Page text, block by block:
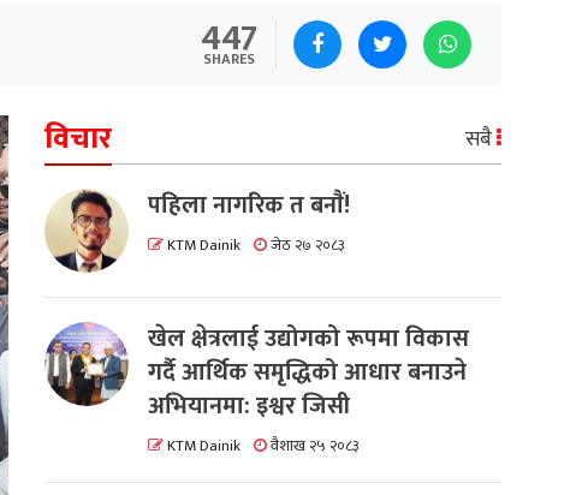
447
SHARES
विचार सबै
पहिला नागरिक त बनाैं!
KTM Dainik जेठ २७ २०८३
खेल क्षेत्रलाई उद्योगको रूपमा विकास
गर्दै आर्थिक समृद्धिको आधार बनाउने
अभियानमा: इश्वर जिसी
KTM Dainik वैशाख २५ २०८३